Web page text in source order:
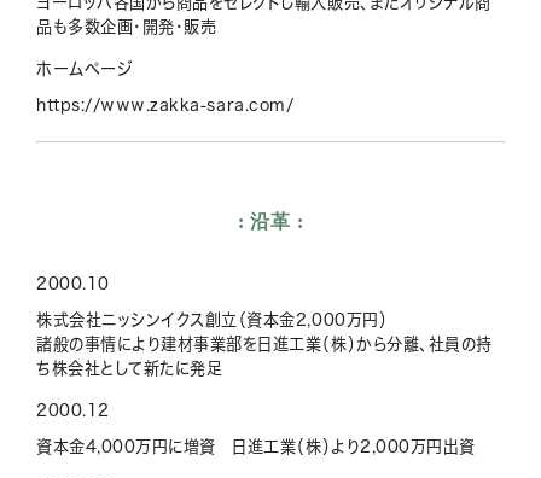
品も多数企画・開発・販売
ホームページ
https://www.zakka-sara.com/
沿革
2000.10
株式会社ニッシンイクス創立（資本金2,000万円）
諸般の事情により建材事業部を日進工業（株）から分離、社員の持
ち株会社として新たに発足
2000.12
資本金4,000万円に増資 日進工業（株）より2,000万円出資